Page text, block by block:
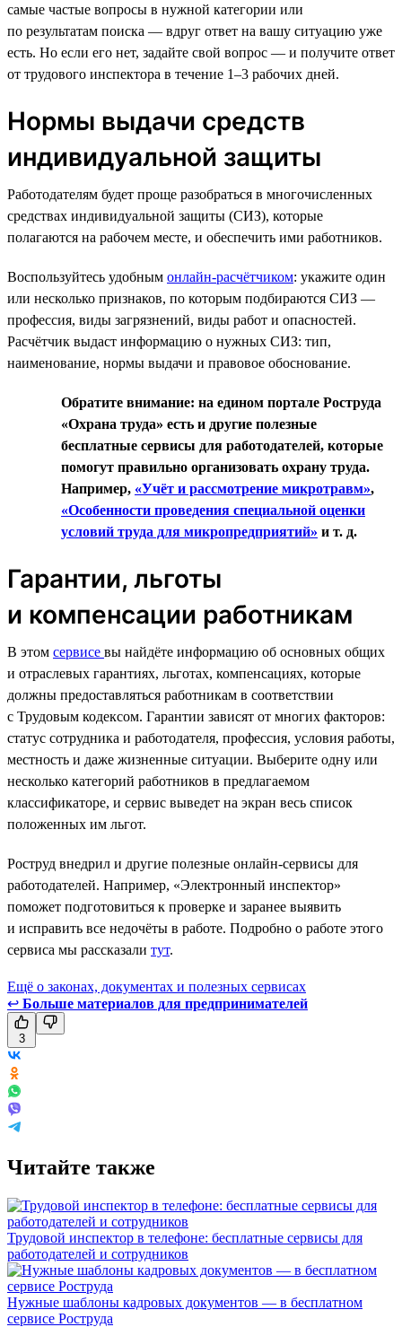
самые частые вопросы в нужной категории или
по результатам поиска — вдруг ответ на вашу ситуацию уже
есть. Но если его нет, задайте свой вопрос — и получите ответ
от трудового инспектора в течение 1–3 рабочих дней.
Нормы выдачи средств
индивидуальной защиты
Работодателям будет проще разобраться в многочисленных
средствах индивидуальной защиты (СИЗ), которые
полагаются на рабочем месте, и обеспечить ими работников.
Воспользуйтесь удобным онлайн-расчётчиком: укажите один
или несколько признаков, по которым подбираются СИЗ —
профессия, виды загрязнений, виды работ и опасностей.
Расчётчик выдаст информацию о нужных СИЗ: тип,
наименование, нормы выдачи и правовое обоснование.
Обратите внимание: на едином портале Роструда
«Охрана труда» есть и другие полезные
бесплатные сервисы для работодателей, которые
помогут правильно организовать охрану труда.
Например, «Учёт и рассмотрение микротравм»,
«Особенности проведения специальной оценки
условий труда для микропредприятий» и т. д.
Гарантии, льготы
и компенсации работникам
В этом сервисе вы найдёте информацию об основных общих
и отраслевых гарантиях, льготах, компенсациях, которые
должны предоставляться работникам в соответствии
с Трудовым кодексом. Гарантии зависят от многих факторов:
статус сотрудника и работодателя, профессия, условия работы,
местность и даже жизненные ситуации. Выберите одну или
несколько категорий работников в предлагаемом
классификаторе, и сервис выведет на экран весь список
положенных им льгот.
Роструд внедрил и другие полезные онлайн-сервисы для
работодателей. Например, «Электронный инспектор»
поможет подготовиться к проверке и заранее выявить
и исправить все недочёты в работе. Подробно о работе этого
сервиса мы рассказали тут.
Ещё о законах, документах и полезных сервисах
↩ Больше материалов для предпринимателей
3
Читайте также
Трудовой инспектор в телефоне: бесплатные сервисы для
работодателей и сотрудников
Нужные шаблоны кадровых документов — в бесплатном
сервисе Роструда